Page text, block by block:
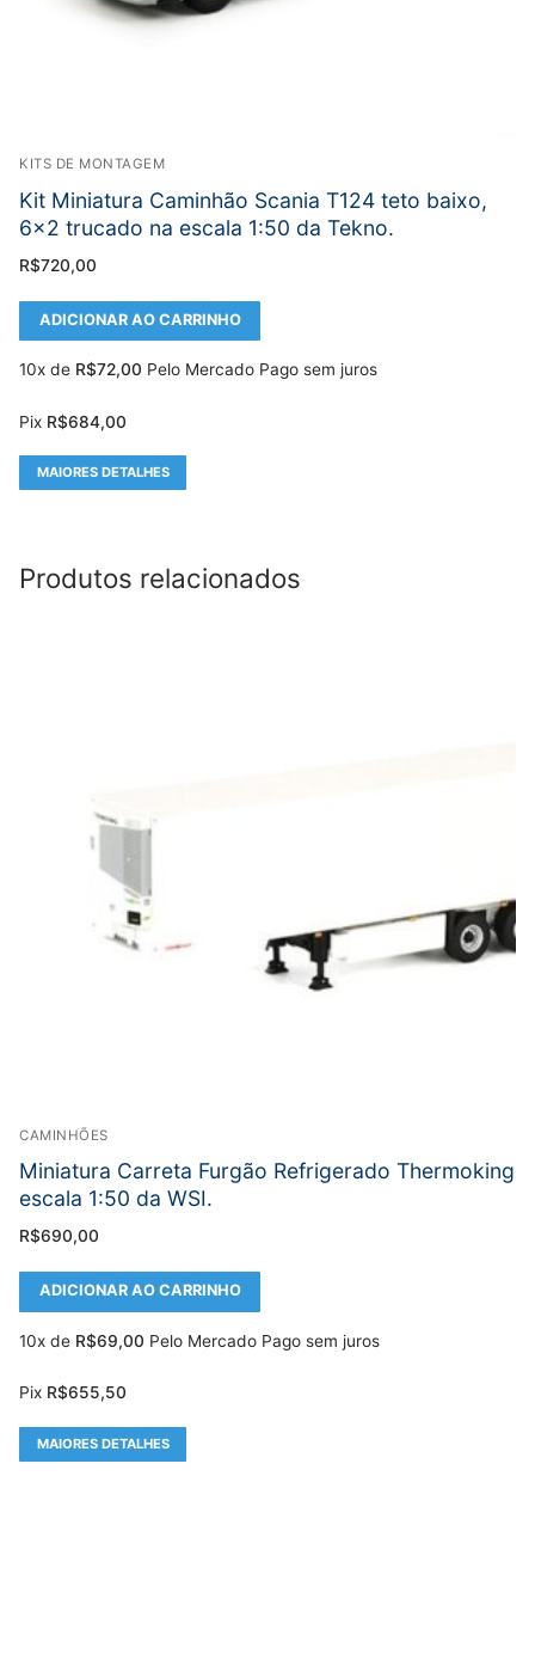
KITS DE MONTAGEM
Kit Miniatura Caminhão Scania T124 teto baixo,
6×2 trucado na escala 1:50 da Tekno.
R$720,00
ADICIONAR AO CARRINHO
10x de R$72,00 Pelo Mercado Pago sem juros
Pix R$684,00
MAIORES DETALHES
Produtos relacionados
CAMINHÕES
Miniatura Carreta Furgão Refrigerado Thermoking
escala 1:50 da WSI.
R$690,00
ADICIONAR AO CARRINHO
10x de R$69,00 Pelo Mercado Pago sem juros
Pix R$655,50
MAIORES DETALHES